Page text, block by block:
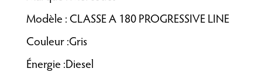
Modèle : CLASSE A 180 PROGRESSIVE LINE
Couleur :Gris
Énergie :Diesel